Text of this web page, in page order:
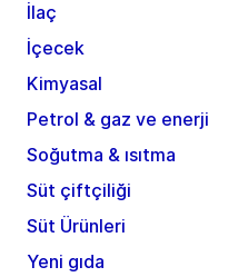
İlaç
İçecek
Kimyasal
Petrol & gaz ve enerji
Soğutma & ısıtma
Süt çiftçiliği
Süt Ürünleri
Yeni gıda